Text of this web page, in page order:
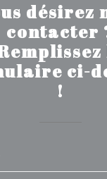
désirez
contacter
ci-
!